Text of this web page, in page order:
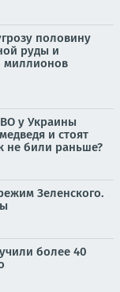
половину
руды и
миллионов
у Украины
и стоят
не били раньше?
Зеленского.
более 40